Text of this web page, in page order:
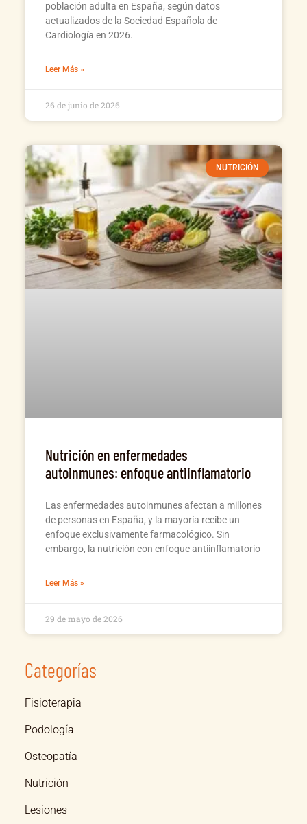
población adulta en España, según datos
actualizados de la Sociedad Española de
Cardiología en 2026.
Leer Más »
26 de junio de 2026
NUTRICIÓN
Nutrición en enfermedades
autoinmunes: enfoque antiinflamatorio
Las enfermedades autoinmunes afectan a millones
de personas en España, y la mayoría recibe un
enfoque exclusivamente farmacológico. Sin
embargo, la nutrición con enfoque antiinflamatorio
Leer Más »
29 de mayo de 2026
Categorías
Fisioterapia
Podología
Osteopatía
Nutrición
Lesiones